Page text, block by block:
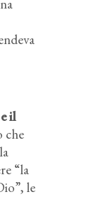
il
che
“la
le